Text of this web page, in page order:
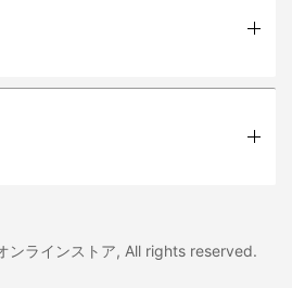
ラインストア, All rights reserved.